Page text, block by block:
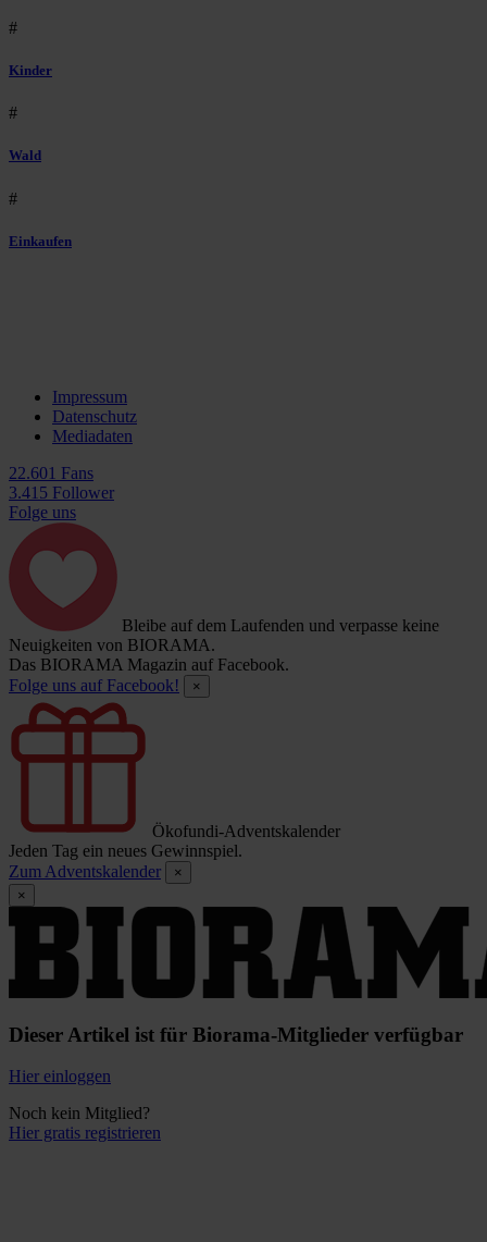
#
Kinder
#
Wald
#
Einkaufen
Impressum
Datenschutz
Mediadaten
22.601 Fans
3.415 Follower
Folge uns
Bleibe auf dem Laufenden und verpasse keine
Neuigkeiten von BIORAMA.
Das BIORAMA Magazin auf Facebook.
Folge uns auf Facebook!
×
Ökofundi-Adventskalender
Jeden Tag ein neues Gewinnspiel.
Zum Adventskalender
×
×
Dieser Artikel ist für Biorama-Mitglieder verfügbar
Hier einloggen
Noch kein Mitglied?
Hier gratis registrieren